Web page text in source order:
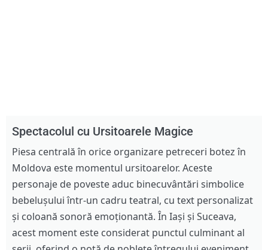
Spectacolul cu Ursitoarele Magice
Piesa centrală în orice organizare petreceri botez în
Moldova este momentul ursitoarelor. Aceste
personaje de poveste aduc binecuvântări simbolice
bebelușului într-un cadru teatral, cu text personalizat
și coloană sonoră emoționantă. În Iași și Suceava,
acest moment este considerat punctul culminant al